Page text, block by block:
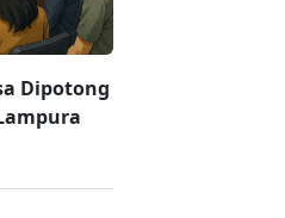
Dipotong